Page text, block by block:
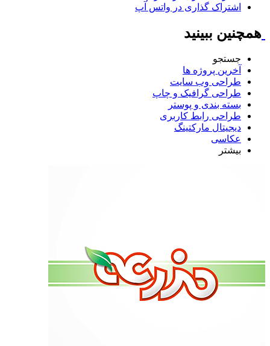
اشتراک گذاری در واتس آپ
همچنین ببینید
جستجو
آخرین پروژه ها
طراحی وب سایت
طراحی گرافیک و چاپ
بسته بندی و پوستر
طراحی رابط کاربری
دیجیتال مارکتینگ
عکاسی
بیشتر